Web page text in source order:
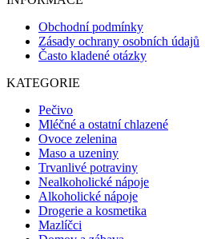
Obchodní podmínky
Zásady ochrany osobních údajů
Často kladené otázky
KATEGORIE
Pečivo
Mléčné a ostatní chlazené
Ovoce zelenina
Maso a uzeniny
Trvanlivé potraviny
Nealkoholické nápoje
Alkoholické nápoje
Drogerie a kosmetika
Mazlíčci